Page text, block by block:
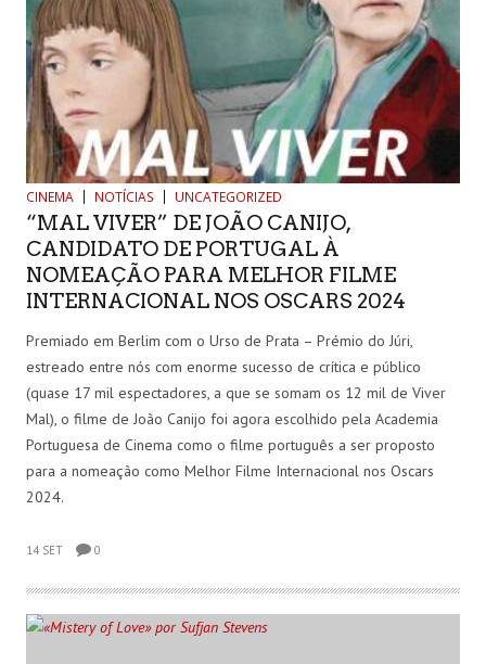
CINEMA NOTÍCIAS UNCATEGORIZED
“MAL VIVER” DE JOÃO CANIJO,
CANDIDATO DE PORTUGAL À
NOMEAÇÃO PARA MELHOR FILME
INTERNACIONAL NOS OSCARS 2024
Premiado em Berlim com o Urso de Prata – Prémio do Júri,
estreado entre nós com enorme sucesso de crítica e público
(quase 17 mil espectadores, a que se somam os 12 mil de Viver
Mal), o filme de João Canijo foi agora escolhido pela Academia
Portuguesa de Cinema como o filme português a ser proposto
para a nomeação como Melhor Filme Internacional nos Oscars
2024.
14 SET 0